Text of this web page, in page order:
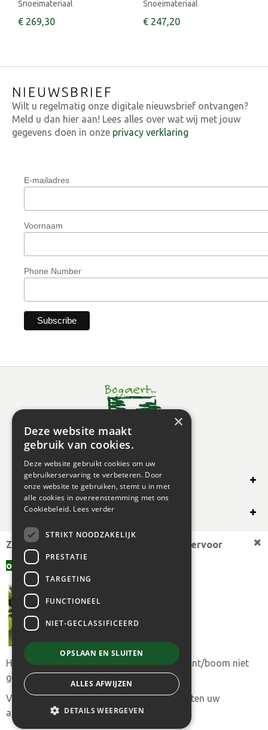
Snoeimateriaal
€ 269,30
Snoeimateriaal
€ 247,20
NIEUWSBRIEF
Wilt u regelmatig onze digitale nieuwsbrief ontvangen?
Meld u dan hier aan! Lees alles over wat wij met jouw
gegevens doen in onze privacy verklaring
E-mailadres
Voornaam
Phone Number
SHOP ONLINE
OVERIG
OPENINGSUREN
© 2024 BOGAERT B.V.
GREEN SOLUTIONS| PRIVACY POLICY
ALGEMENE
Zoekt u een andere plantmaat,
bekijk hiervoor
offerte aanvragen
Heeft u toch uw gewenste plantmaat of plant/boom niet
gevonden?
Vul onsaanvraagformulierin en we trachten uw
aanvraag met spoed te behandelen.
×
Deze website maakt
gebruik van cookies.
Deze website gebruikt cookies om uw
gebruikerservaring te verbeteren. Door
onze website te gebruiken, stemt u in met
alle cookies in overeenstemming met ons
Cookiebeleid. Lees verder
STRIKT NOODZAKELIJK
PRESTATIE
TARGETING
FUNCTIONEEL
NIET-GECLASSIFICEERD
OPSLAAN EN SLUITEN
ALLES AFWIJZEN
DETAILS WEERGEVEN